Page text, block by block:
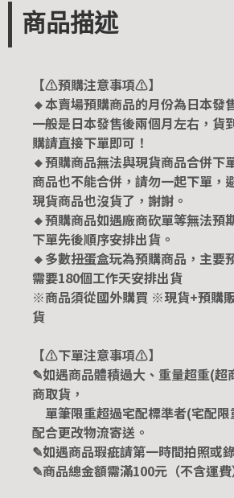
商品描述
【⚠️預購注意事項⚠️】
🔸本賣場預購商品的月份為日本發
一般是日本發售後兩個月左右，貨
購請直接下單即可！
🔸預購商品無法與現貨商品合併下
商品也不能合併，請勿一起下單，
現貨商品也沒貨了，謝謝。
🔸預購商品如遇廠商砍單等無法預
下單先後順序安排出貨。
🔸多數扭蛋盒玩為預購商品，主要
需要180個工作天安排出貨
※商品須從國外購買 ※現貨+預購
貨
【⚠️下單注意事項⚠️】
✎如遇商品體積過大、重量超重(超
商取貨，
單筆限重超過宅配標準者(宅配
配合更改物流寄送。
✎如遇商品瑕疵請第一時間拍照或
✎商品總金額需滿100元（不含運費